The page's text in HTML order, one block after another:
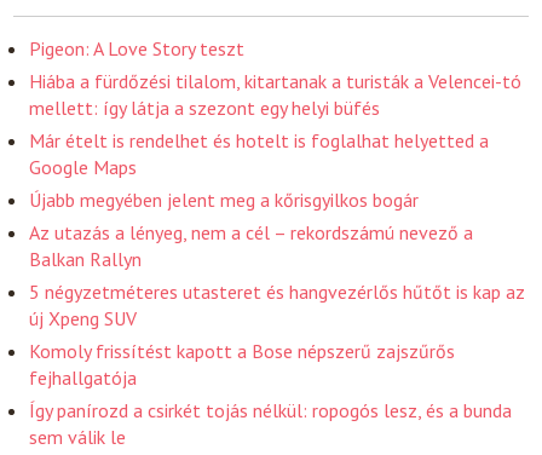
Pigeon: A Love Story teszt
Hiába a fürdőzési tilalom, kitartanak a turisták a Velencei-tó
mellett: így látja a szezont egy helyi büfés
Már ételt is rendelhet és hotelt is foglalhat helyetted a
Google Maps
Újabb megyében jelent meg a kőrisgyilkos bogár
Az utazás a lényeg, nem a cél – rekordszámú nevező a
Balkan Rallyn
5 négyzetméteres utasteret és hangvezérlős hűtőt is kap az
új Xpeng SUV
Komoly frissítést kapott a Bose népszerű zajszűrős
fejhallgatója
Így panírozd a csirkét tojás nélkül: ropogós lesz, és a bunda
sem válik le